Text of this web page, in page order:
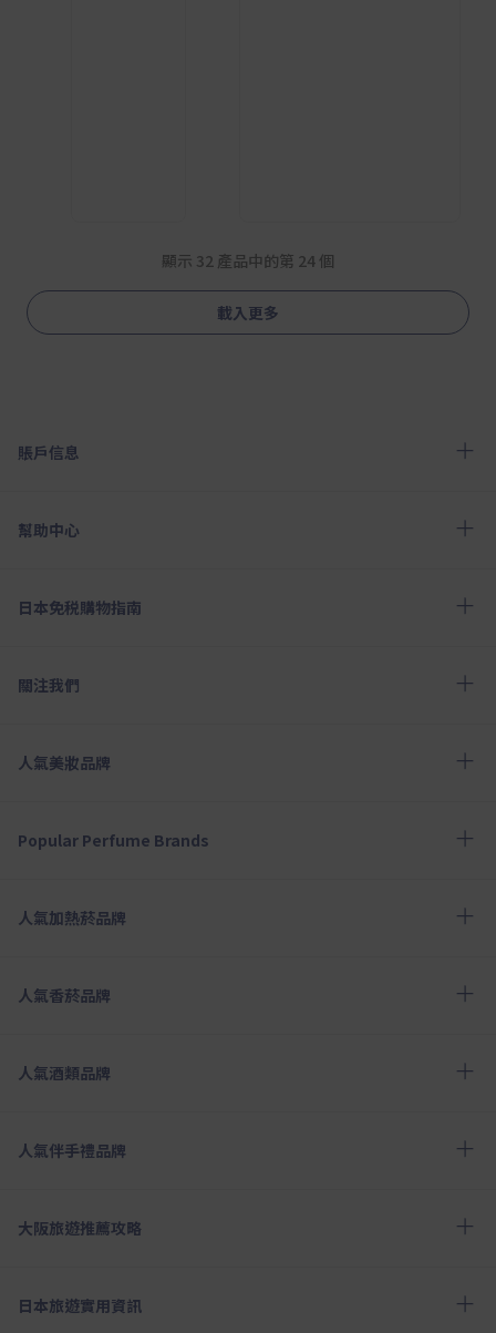
顯示 32 產品中的第 24 個
載入更多
賬戶信息
幫助中心
日本免税購物指南
關注我們
人氣美妝品牌
Popular Perfume Brands
人氣加熱菸品牌
人氣香菸品牌
人氣酒類品牌
人氣伴手禮品牌
大阪旅遊推薦攻略
日本旅遊實用資訊